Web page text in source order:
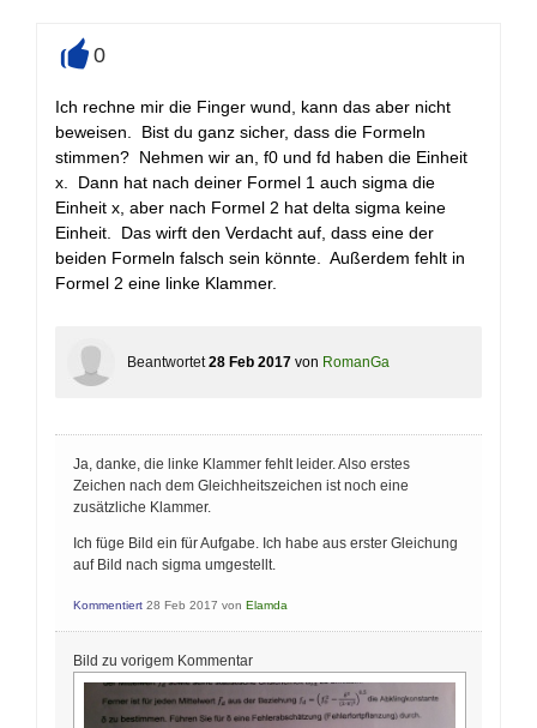
0
Ich rechne mir die Finger wund, kann das aber nicht
beweisen. Bist du ganz sicher, dass die Formeln
stimmen? Nehmen wir an, f0 und fd haben die Einheit
x. Dann hat nach deiner Formel 1 auch sigma die
Einheit x, aber nach Formel 2 hat delta sigma keine
Einheit. Das wirft den Verdacht auf, dass eine der
beiden Formeln falsch sein könnte. Außerdem fehlt in
Formel 2 eine linke Klammer.
Beantwortet 28 Feb 2017 von RomanGa
Ja, danke, die linke Klammer fehlt leider. Also erstes
Zeichen nach dem Gleichheitszeichen ist noch eine
zusätzliche Klammer.
Ich füge Bild ein für Aufgabe. Ich habe aus erster Gleichung
auf Bild nach sigma umgestellt.
Kommentiert 28 Feb 2017 von Elamda
Bild zu vorigem Kommentar